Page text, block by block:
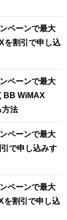
ペーンで最大
を割引で申し込
ペーンで最大
BB WiMAX
方法
ペーンで最大
で申し込みす
ペーンで最大
を割引で申し込